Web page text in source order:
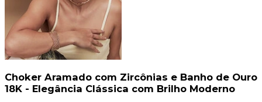
Choker Aramado com Zircônias e Banho de Ouro
18K - Elegância Clássica com Brilho Moderno